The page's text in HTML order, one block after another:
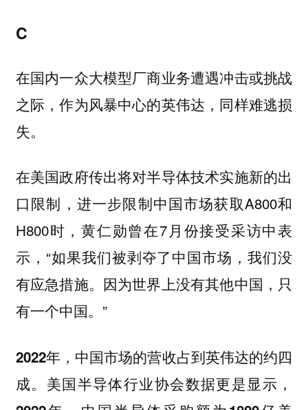
C
在国内一众大模型厂商业务遭遇冲击或挑战
之际，作为风暴中心的英伟达，同样难逃损
失。
在美国政府传出将对半导体技术实施新的出
口限制，进一步限制中国市场获取A800和
H800时，黄仁勋曾在7月份接受采访中表
示，“如果我们被剥夺了中国市场，我们没
有应急措施。因为世界上没有其他中国，只
有一个中国。”
2022年，中国市场的营收占到英伟达的约四
成。美国半导体行业协会数据更是显示，